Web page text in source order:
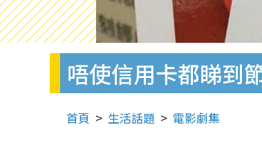
唔使信用卡都睇到
首頁 生活話題 電影劇集